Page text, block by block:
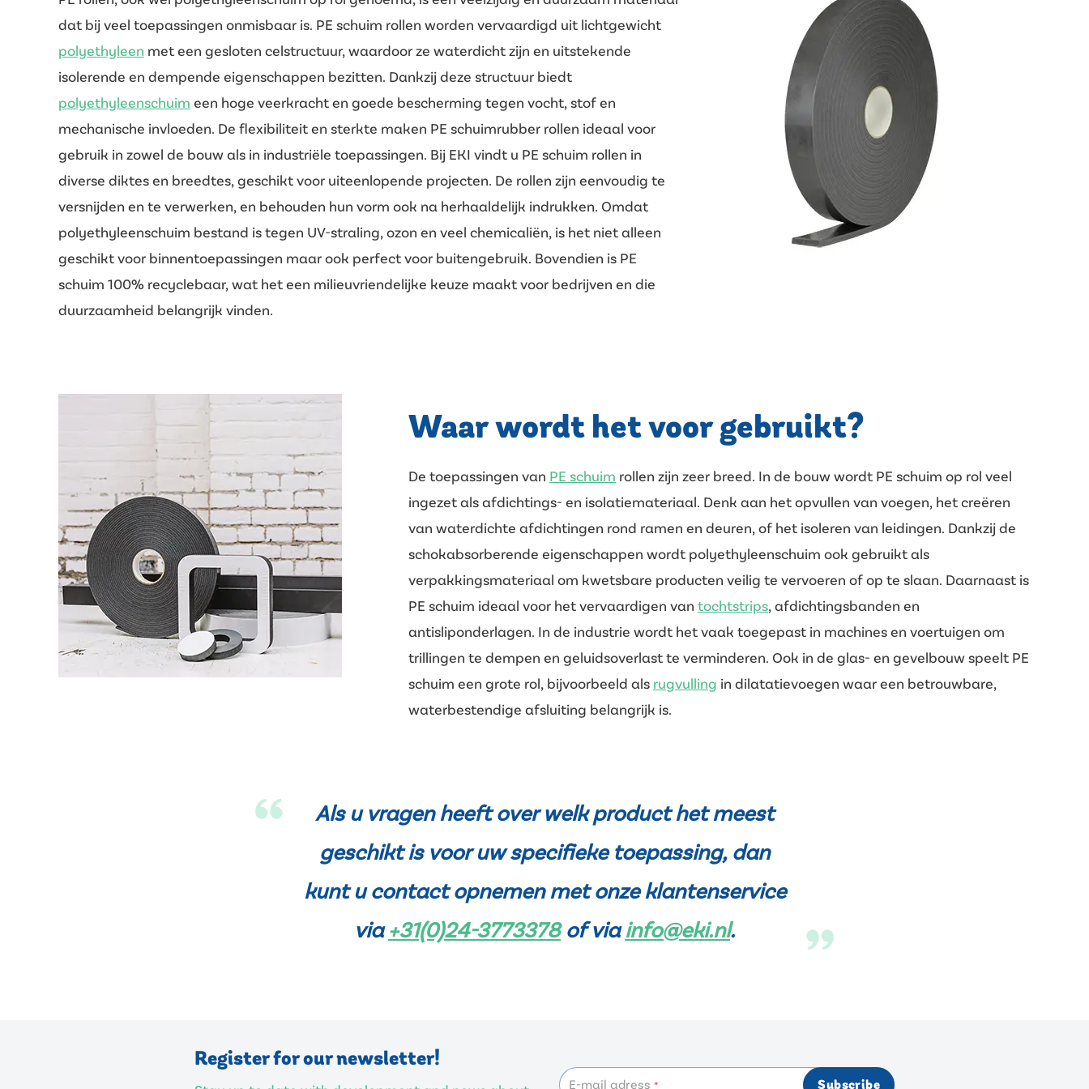
dat bij veel toepassingen onmisbaar is. PE schuim rollen worden vervaardigd uit lichtgewicht
polyethyleen met een gesloten celstructuur, waardoor ze waterdicht zijn en uitstekende
isolerende en dempende eigenschappen bezitten. Dankzij deze structuur biedt
polyethyleenschuim een hoge veerkracht en goede bescherming tegen vocht, stof en
mechanische invloeden. De flexibiliteit en sterkte maken PE schuimrubber rollen ideaal voor
gebruik in zowel de bouw als in industriële toepassingen. Bij EKI vindt u PE schuim rollen in
diverse diktes en breedtes, geschikt voor uiteenlopende projecten. De rollen zijn eenvoudig te
versnijden en te verwerken, en behouden hun vorm ook na herhaaldelijk indrukken. Omdat
polyethyleenschuim bestand is tegen UV-straling, ozon en veel chemicaliën, is het niet alleen
geschikt voor binnentoepassingen maar ook perfect voor buitengebruik. Bovendien is PE
schuim 100% recyclebaar, wat het een milieuvriendelijke keuze maakt voor bedrijven en die
duurzaamheid belangrijk vinden.
Waar wordt het voor gebruikt?
De toepassingen van PE schuim rollen zijn zeer breed. In de bouw wordt PE schuim op rol veel
ingezet als afdichtings- en isolatiemateriaal. Denk aan het opvullen van voegen, het creëren
van waterdichte afdichtingen rond ramen en deuren, of het isoleren van leidingen. Dankzij de
schokabsorberende eigenschappen wordt polyethyleenschuim ook gebruikt als
verpakkingsmateriaal om kwetsbare producten veilig te vervoeren of op te slaan. Daarnaast is
PE schuim ideaal voor het vervaardigen van tochtstrips, afdichtingsbanden en
antisliponderlagen. In de industrie wordt het vaak toegepast in machines en voertuigen om
trillingen te dempen en geluidsoverlast te verminderen. Ook in de glas- en gevelbouw speelt PE
schuim een grote rol, bijvoorbeeld als rugvulling in dilatatievoegen waar een betrouwbare,
waterbestendige afsluiting belangrijk is.
Als u vragen heeft over welk product het meest
geschikt is voor uw specifieke toepassing, dan
kunt u contact opnemen met onze klantenservice
via+31(0)24-3773378of viainfo@eki.nl.
Register for our newsletter!
E-mail adress * Subscribe